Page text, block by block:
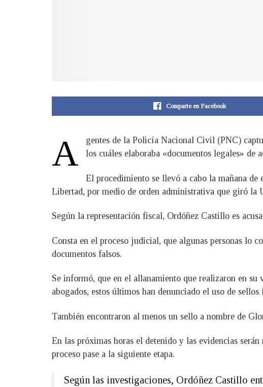
Comparte en Facebook
A
gentes de la Policía Nacional Civil (PNC)
los cuáles elaboraba «documentos legales» de
El procedimiento se llevó a cabo la mañana
Libertad, por medio de orden administrativa que giró la
Según la representación fiscal, Ordóñez Castillo es
Consta en el proceso judicial, que algunas personas lo
documentos falsos.
Se informó, que en el allanamiento que realizaron en
abogados, estos últimos han denunciado el uso de sellos
También encontraron al menos un sello a nombre de
En las próximas horas el detenido y las evidencias
proceso pase a la siguiente etapa.
Según las investigaciones, Ordóñez Castillo